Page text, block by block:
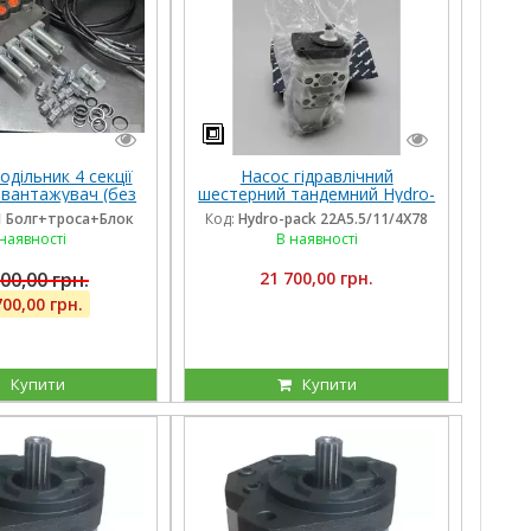
4 секції
(без
троса та
штуцера
Болг+троса+Блок
грн.
грн.
Купити
Насос гідравлічний
шестерний тандемний Hydro-
pack 22A5.5/11/4X780DSS для
CLAAS
Код: Hydro-pack 22A5.5/11/4X78
В наявності
21 700,00 грн.
Купити